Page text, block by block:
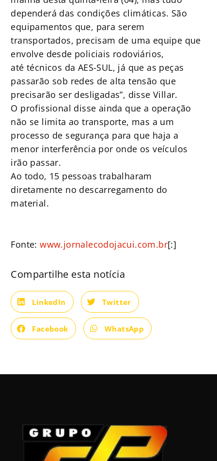
dependerá das condições climáticas. São
equipamentos que, para serem
transportados, precisam de uma equipe que
envolve desde policiais rodoviários,
até técnicos da AES-SUL, já que as peças
passarão sob redes de alta tensão que
precisarão ser desligadas”, disse Villar.
O profissional disse ainda que a operação
não se limita ao transporte, mas a um
processo de segurança para que haja a
menor interferência por onde os veículos
irão passar.
Ao todo, 15 pessoas trabalharam
diretamente no descarregamento do
material.
Fonte:www.jornalecodojacui.com.br[:]
Compartilhe esta notícia
LinkedIn Twitter
Facebook WhatsApp